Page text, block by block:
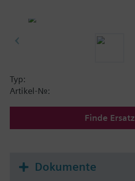
Typ:
Artikel-Nr.:
Finde Ersatz
Dokumente